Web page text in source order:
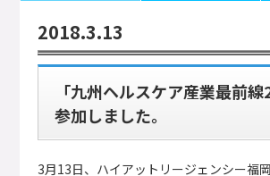
2018.3.13
「九州ヘルスケア産業最前
参加しました。
3月13日、ハイアットリージェンシー福